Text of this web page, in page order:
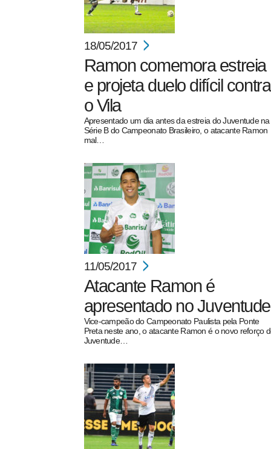
18/05/2017
Ramon comemora estreia
e projeta duelo difícil contra
o Vila
Apresentado um dia antes da estreia do Juventude na
Série B do Campeonato Brasileiro, o atacante Ramon
mal…
11/05/2017
Atacante Ramon é
apresentado no Juventude
Vice-campeão do Campeonato Paulista pela Ponte
Preta neste ano, o atacante Ramon é o novo reforço
Juventude…